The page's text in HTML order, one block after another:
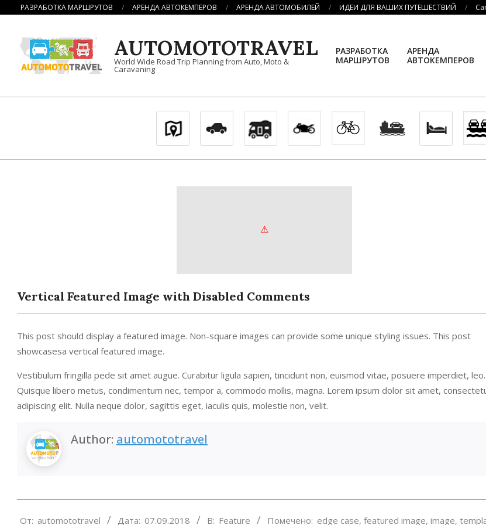
Перейти
содержимому
РАЗРАБОТКА МАРШРУТОВ АРЕНДА АВТОКЕМПЕРОВ АРЕНДА АВТОМОБИЛЕЙ ИДЕИ ДЛЯ ВАШИХ ПУТЕШЕСТВИЙ
AUTOMOTOTRAVEL
World Wide Road Trip Planning from Auto, Moto &
Caravaning
РАЗРАБОТКА
МАРШРУТОВ
АРЕНДА
АВТОКЕМПЕРОВ
Vertical Featured Image with Disabled Comments
This post should display a featured image. Non-square images can provide some unique styling issues. This post
showcasesa vertical featured image.
Vestibulum fringilla pede sit amet augue. Curabitur ligula sapien, tincidunt non, euismod vitae, posuere imperdiet, leo.
Quisque libero metus, condimentum nec, tempor a, commodo mollis, magna. Lorem ipsum dolor sit amet,
adipiscing elit. Nulla neque dolor, sagittis eget, iaculis quis, molestie non, velit.
Author: automototravel
09-
От: automototravel Дата: 07.09.2018 В: Feature Помечено: edge case, featured image, image,